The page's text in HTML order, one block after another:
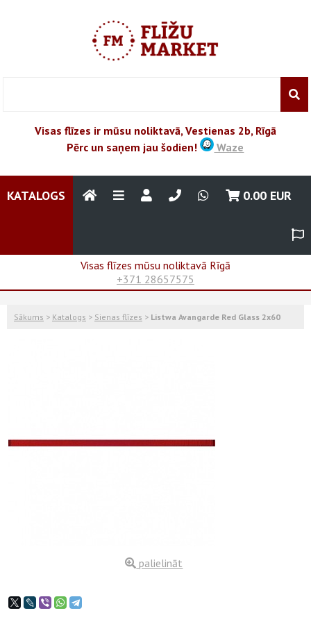
Visas flīzes ir mūsu noliktavā, Vestienas 2b, Rīgā
Pērc un saņem jau šodien!
Waze
KATALOGS 0.00 EUR
Visas flīzes mūsu noliktavā Rīgā
+371 28657575
Sākums > Katalogs > Sienas flīzes > Listwa Avangarde Red Glass 2x60
palielināt